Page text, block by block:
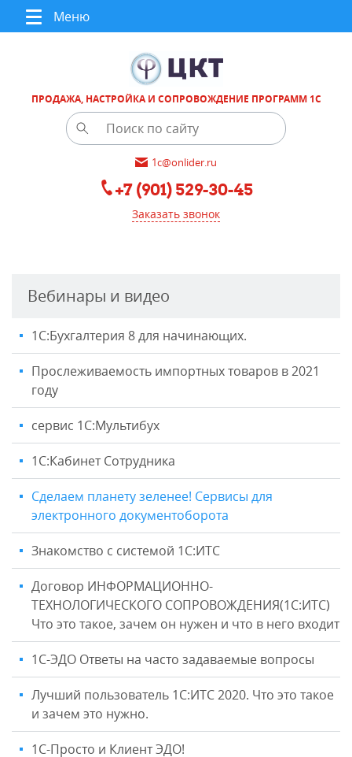
Меню
ПРОДАЖА, НАСТРОЙКА И СОПРОВОЖДЕНИЕ ПРОГРАММ 1С
1c@onlider.ru
+7 (901) 529-30-45
Заказать звонок
Вебинары и видео
1С:Бухгалтерия 8 для начинающих.
Прослеживаемость импортных товаров в 2021
году
сервис 1С:Мультибух
1С:Кабинет Сотрудника
Сделаем планету зеленее! Сервисы для
электронного документоборота
Знакомство с системой 1С:ИТС
Договор ИНФОРМАЦИОННО-
ТЕХНОЛОГИЧЕСКОГО СОПРОВОЖДЕНИЯ(1С:ИТС)
Что это такое, зачем он нужен и что в него входит
1С-ЭДО Ответы на часто задаваемые вопросы
Лучший пользователь 1С:ИТС 2020. Что это такое
и зачем это нужно.
1С-Просто и Клиент ЭДО!